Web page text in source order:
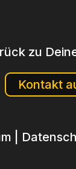
zu
Kontakt